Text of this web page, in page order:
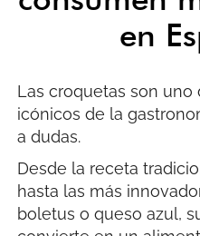
en
Las croquetas son uno
icónicos de la
a dudas.
Desde la receta
hasta las más
boletus o queso azul,